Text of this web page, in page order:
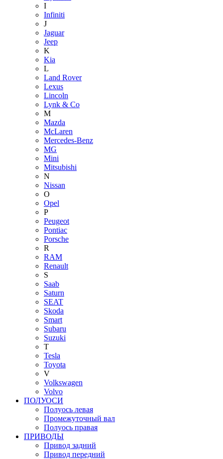
I
Infiniti
J
Jaguar
Jeep
K
Kia
L
Land Rover
Lexus
Lincoln
Lynk & Co
M
Mazda
McLaren
Mercedes-Benz
MG
Mini
Mitsubishi
N
Nissan
O
Opel
P
Peugeot
Pontiac
Porsche
R
RAM
Renault
S
Saab
Saturn
SEAT
Skoda
Smart
Subaru
Suzuki
T
Tesla
Toyota
V
Volkswagen
Volvo
ПОЛУОСИ
Полуось левая
Промежуточный вал
Полуось правая
ПРИВОДЫ
Привод задний
Привод передний